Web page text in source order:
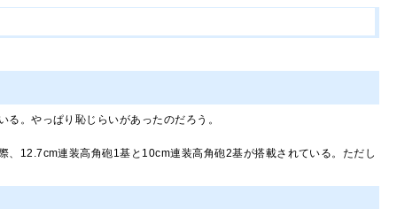
。やっぱり恥じらいがあったのだろう。
、12.7cm連装高角砲1基と10cm連装高角砲2基が搭載されている。ただし